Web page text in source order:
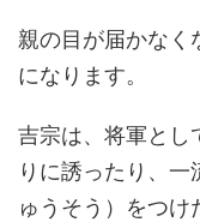
親の目が届かなく
になります。
吉宗は、将軍とし
りに誘ったり、一
ゅうそう）をつけ